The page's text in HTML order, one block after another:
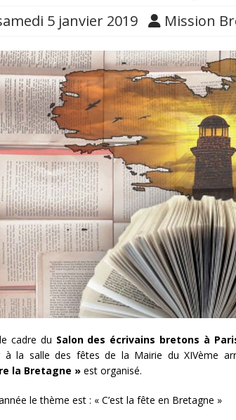
5 janvier 2019 Mission
cadre du Salon des écrivains bretons à
à la salle des fêtes de la Mairie du XIVème
la Bretagne » est organisé.
le thème est : « C’est la fête en Bretagne »